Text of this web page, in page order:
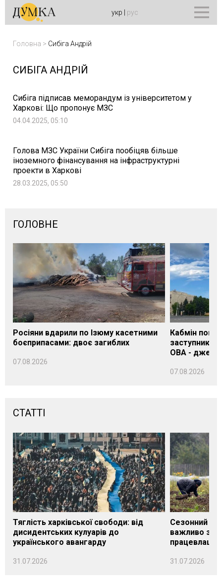
укр рус
Головна > Сибіга Андрій
СИБІГА АНДРІЙ
Сибіга підписав меморандум із університетом у
Харкові: Що пропонує МЗС
04.04.2025, 05:10
Голова МЗС України Сибіга пообіцяв більше
іноземного фінансування на інфраструктурні
проекти в Харкові
28.03.2025, 05:50
ГОЛОВНЕ
Росіяни вдарили по Ізюму касетними
боєприпасами: двоє загиблих
07.08.2026
Кабмін
заступника
ОВА -
07.08.2026
СТАТТІ
Тяглість харківської свободи: від
дисидентських кулуарів до
українського авангарду
31.07.2026
Сезонний
важливо
31.07.2026